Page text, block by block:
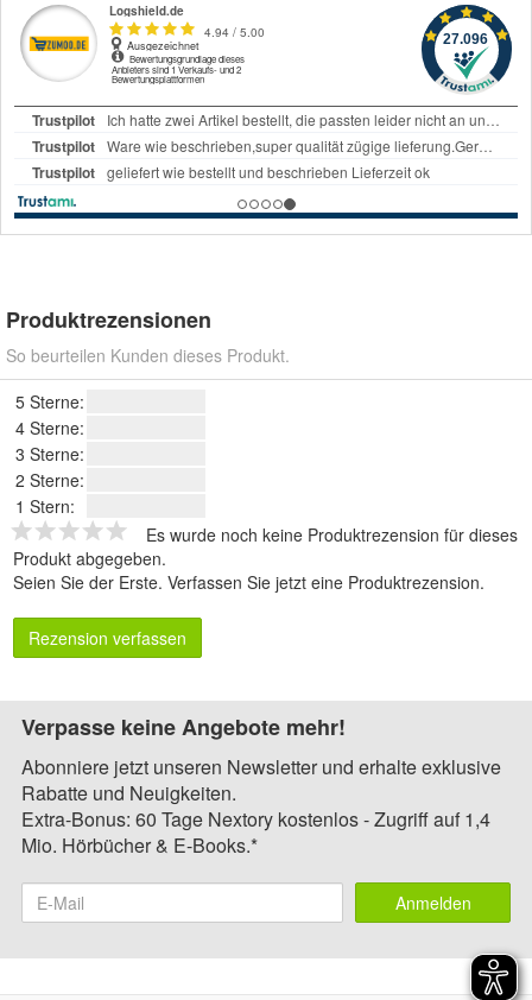
Produktrezensionen
So beurteilen Kunden dieses Produkt.
5 Sterne:
4 Sterne:
3 Sterne:
2 Sterne:
1 Stern:
Es wurde noch keine Produktrezension für dieses
Produkt abgegeben.
Seien Sie der Erste. Verfassen Sie jetzt eine Produktrezension.
Rezension verfassen
Verpasse keine Angebote mehr!
Abonniere jetzt unseren Newsletter und erhalte exklusive
Rabatte und Neuigkeiten.
Extra-Bonus: 60 Tage Nextory kostenlos - Zugriff auf 1,4
Mio. Hörbücher & E-Books.*
Anmelden